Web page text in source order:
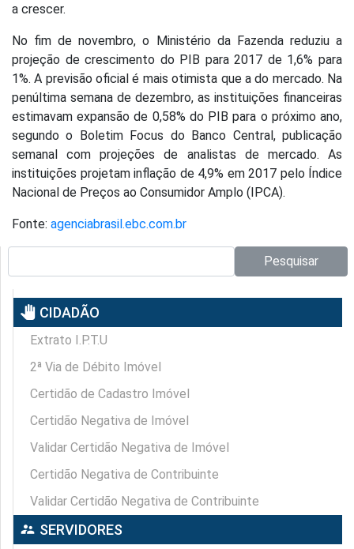
a crescer.
No fim de novembro, o Ministério da Fazenda reduziu a
projeção de crescimento do PIB para 2017 de 1,6% para
1%. A previsão oficial é mais otimista que a do mercado. Na
penúltima semana de dezembro, as instituições financeiras
estimavam expansão de 0,58% do PIB para o próximo ano,
segundo o Boletim Focus do Banco Central, publicação
semanal com projeções de analistas de mercado. As
instituições projetam inflação de 4,9% em 2017 pelo Índice
Nacional de Preços ao Consumidor Amplo (IPCA).
Fonte: agenciabrasil.ebc.com.br
Pesquisar
pan_tool CIDADÃO
Extrato I.P.T.U
2ª Via de Débito Imóvel
Certidão de Cadastro Imóvel
Certidão Negativa de Imóvel
Validar Certidão Negativa de Imóvel
Certidão Negativa de Contribuinte
Validar Certidão Negativa de Contribuinte
supervisor_account SERVIDORES